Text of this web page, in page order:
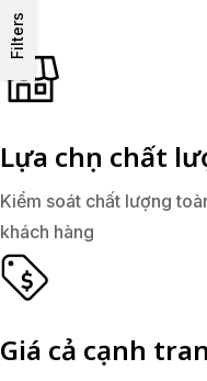
Filters
Lựa chọn chất
Kiểm soát chất lượng
khách hàng
Giá cả cạnh